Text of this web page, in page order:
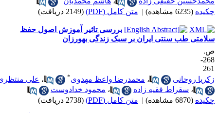
(6235 مشاهده) | متن کامل (PDF) (2149 دریافت)
بررسی تاثیر آموزش اصول حفظ
طب سنتی ایران بر سبک زندگی بهورزان
268-
روحانی
،محمدرضا واعظ مهدوی ،علی منتظری
،سقراط فقیه زاده ،محمود خدادوست
(6870 مشاهده) | متن کامل (PDF) (2738 دریافت)